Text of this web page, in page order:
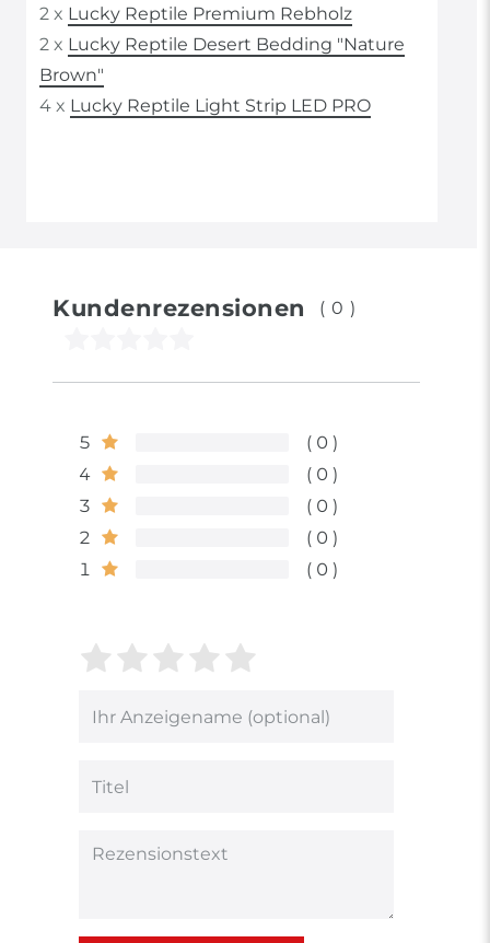
2 x Lucky Reptile Premium Rebholz
2 x Lucky Reptile Desert Bedding "Nature
Brown"
4 x Lucky Reptile Light Strip LED PRO
Kundenrezensionen (0)
5
0
4
0
3
0
2
0
1
0
Bewertungssterne
von
4
von
3
2
von
1
von
Bewertungssternen
Anzeigename
Rezensionstext